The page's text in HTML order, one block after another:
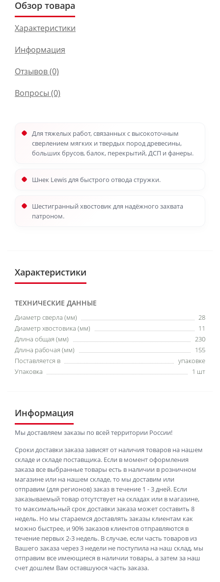
Обзор товара
Характеристики
Информация
Отзывов (0)
Вопросы (0)
Для тяжелых работ, связанных с высокоточным
сверлением мягких и твердых пород древесины,
больших брусов, балок, перекрытий, ДСП и фанеры.
Шнек Lewis для быстрого отвода стружки.
Шестигранный хвостовик для надёжного захвата
патроном.
Характеристики
ТЕХНИЧЕСКИЕ ДАННЫЕ
Диаметр сверла (мм)
28
Диаметр хвостовика (мм)
11
Длина общая (мм)
230
Длина рабочая (мм)
155
Поставляется в
упаковке
Упаковка
1 шт
Информация
Мы доставляем заказы по всей территории России!
Сроки доставки заказа зависят от наличия товаров на нашем
складе и складе поставщика. Если в момент оформления
заказа все выбранные товары есть в наличии в розничном
магазине или на нашем складе, то мы доставим или
отправим (для регионов) заказ в течение 1 - 3 дней. Если
заказываемый товар отсутствует на складах или в магазине,
то максимальный срок доставки заказа может составить 8
недель. Но мы стараемся доставлять заказы клиентам как
можно быстрее, и 90% заказов клиентов отправляются в
течение первых 2-3 недель. В случае, если часть товаров из
Вашего заказа через 3 недели не поступила на наш склад, мы
отправим все имеющиеся в наличии товары, а затем за наш
счет дошлем Вам оставшуюся часть заказа.